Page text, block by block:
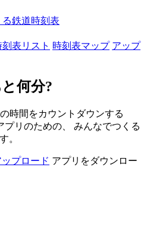
鉄道時刻表
刻表リスト 時刻表マップ アップ
何分?
時間をカウントダウンする
プリのための、 みんなでつくる
。
プロード アプリをダウンロー